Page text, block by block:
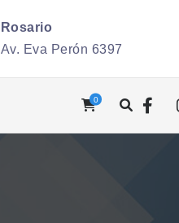
Rosario
Av. Eva Perón 6397
0